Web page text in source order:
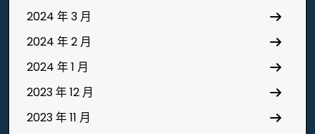
2024 年 3 月
2024 年 2 月
2024 年 1 月
2023 年 12 月
2023 年 11 月